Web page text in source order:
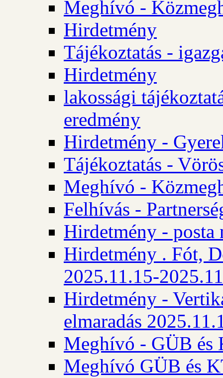
Meghívó -
Hirdetmény
Tájékoztatás -
Hirdetmény
lakossági
eredmény
Hirdetmény -
Tájékoztatás -
Meghívó -
Felhívás -
Hirdetmény - posta
Hirdetmény . Fót,
2025.11.15-
Hirdetmény -
elmaradás
Meghívó - GÜB és
Meghívó GÜB és